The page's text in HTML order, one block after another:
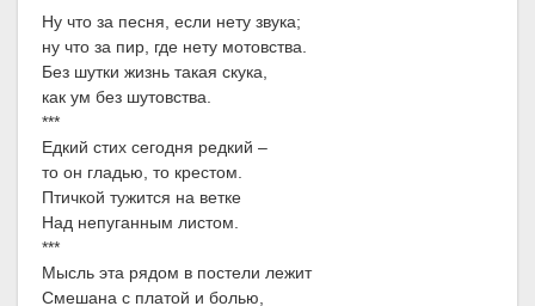
Ну что за песня, если нету звука;
ну что за пир, где нету мотовства.
Без шутки жизнь такая скука,
как ум без шутовства.
***
Едкий стих сегодня редкий –
то он гладью, то крестом.
Птичкой тужится на ветке
Над непуганным листом.
***
Мысль эта рядом в постели лежит
Смешана с платой и болью,